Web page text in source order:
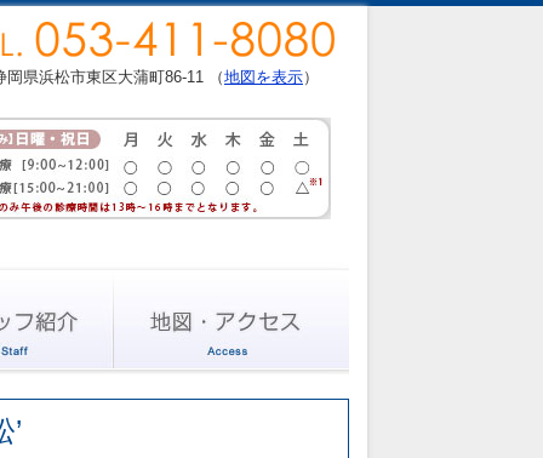
岡県浜松市東区大蒲町86-11 （地図を表示）
’